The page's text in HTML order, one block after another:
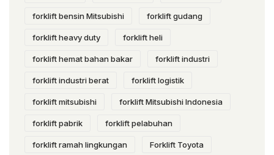
forklift bensin Mitsubishi forklift gudang
forklift heavy duty forklift heli
forklift hemat bahan bakar forklift industri
forklift industri berat forklift logistik
forklift mitsubishi forklift Mitsubishi Indonesia
forklift pabrik forklift pelabuhan
forklift ramah lingkungan Forklift Toyota